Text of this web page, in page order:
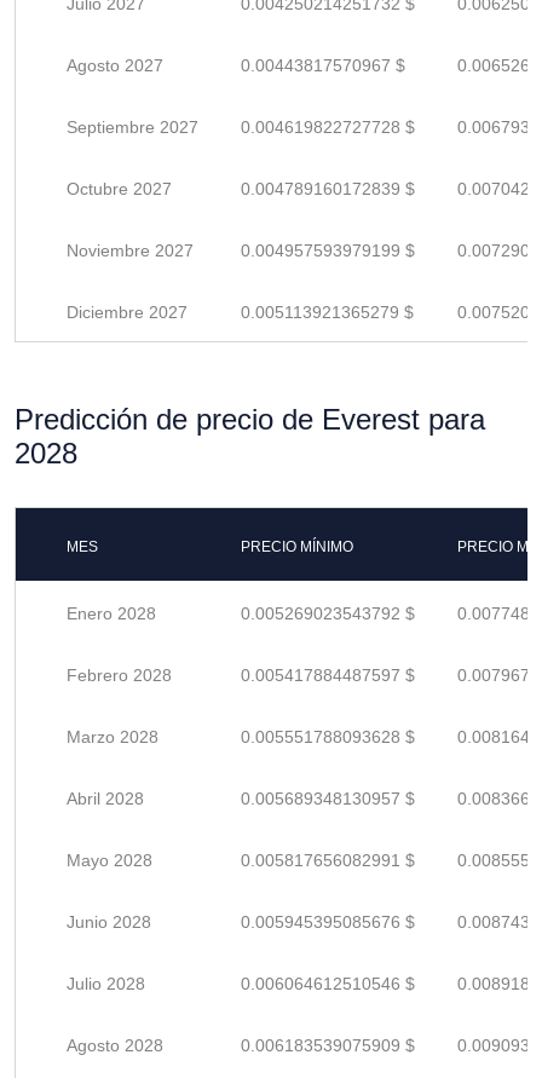
Agosto 2027 0.00443817570967 $
Septiembre 2027 0.004619822727728 $
Octubre 2027 0.004789160172839 $
Noviembre 2027 0.004957593979199 $
Diciembre 2027 0.005113921365279 $
Predicción de precio de Everest para
2028
MES PRECIO MÍNIMO PRECIO
Enero 2028 0.005269023543792 $
Febrero 2028 0.005417884487597 $
Marzo 2028 0.005551788093628 $
Abril 2028 0.005689348130957 $
Mayo 2028 0.005817656082991 $
Junio 2028 0.005945395085676 $
Julio 2028 0.006064612510546 $
Agosto 2028 0.006183539075909 $